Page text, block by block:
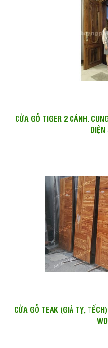
CỬA GỖ TIGER 2 CÁNH,
CỬA GỖ TEAK (GIẢ TỴ,